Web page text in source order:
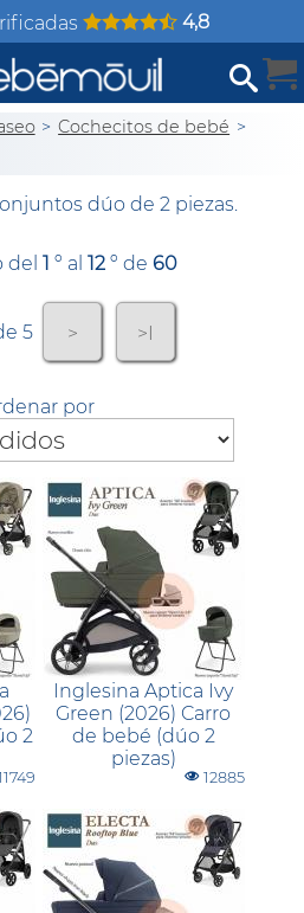
4,8
> Cochecitos de bebé >
dúo de 2 piezas.
del 1 º al 12º de 60
5 > >I
por
2
Inglesina Aptica Ivy
Green (2026) Carro
de bebé (dúo 2
piezas)
12885